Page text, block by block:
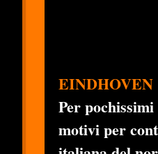
EINDHOVEN
Per
motivi per